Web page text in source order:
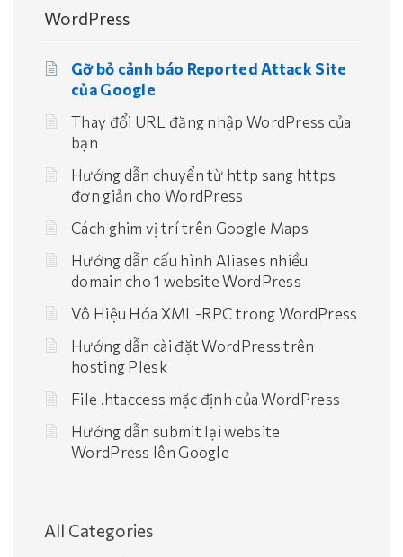
WordPress
Gỡ bỏ cảnh báo Reported Attack Site
của Google
Thay đổi URL đăng nhập WordPress của
bạn
Hướng dẫn chuyển từ http sang https
đơn giản cho WordPress
Cách ghim vị trí trên Google Maps
Hướng dẫn cấu hình Aliases nhiều
domain cho 1 website WordPress
Vô Hiệu Hóa XML-RPC trong WordPress
Hướng dẫn cài đặt WordPress trên
hosting Plesk
File .htaccess mặc định của WordPress
Hướng dẫn submit lại website
WordPress lên Google
All Categories